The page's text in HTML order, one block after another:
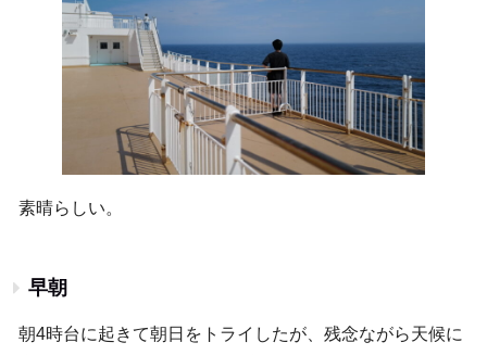
素晴らしい。
早朝
朝4時台に起きて朝日をトライしたが、残念ながら天候に